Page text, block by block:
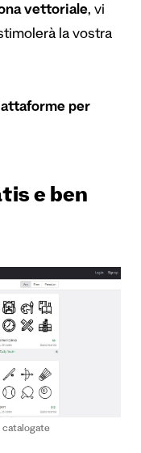
vettoriale, vi
la vostra
per
e ben
catalogate